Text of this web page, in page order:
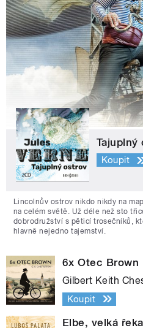
Tajuplný
Koupit
Lincolnův ostrov nikdo nikdy na
na celém světě. Už déle než sto
dobrodružství s pěticí trosečníků,
hlavně nejedno tajemství.
6x Otec Brown
Gilbert Keith
Koupit
Elbe, velká řeka